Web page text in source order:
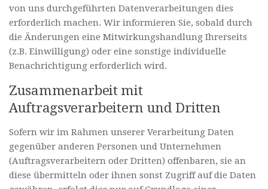
von uns durchgeführten Datenverarbeitungen dies
erforderlich machen. Wir informieren Sie, sobald durch
die Änderungen eine Mitwirkungshandlung Ihrerseits
(z.B. Einwilligung) oder eine sonstige individuelle
Benachrichtigung erforderlich wird.
Zusammenarbeit mit
Auftragsverarbeitern und Dritten
Sofern wir im Rahmen unserer Verarbeitung Daten
gegenüber anderen Personen und Unternehmen
(Auftragsverarbeitern oder Dritten) offenbaren, sie an
diese übermitteln oder ihnen sonst Zugriff auf die Daten